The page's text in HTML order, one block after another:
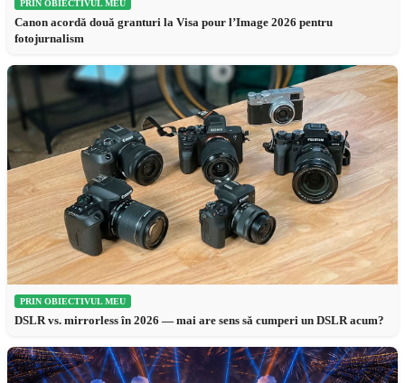
PRIN OBIECTIVUL MEU
Canon acordă două granturi la Visa pour l’Image 2026 pentru
fotojurnalism
PRIN OBIECTIVUL MEU
DSLR vs. mirrorless în 2026 — mai are sens să cumperi un DSLR acum?